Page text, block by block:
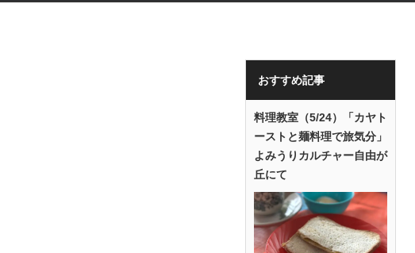
おすすめ記事
料理教室（5/24）「カヤト
ーストと麺料理で旅気分」
よみうりカルチャー自由が
丘にて